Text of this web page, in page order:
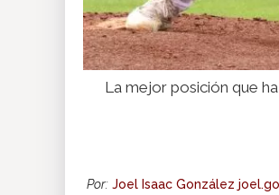
La mejor posición que
Por: Joel Isaac González